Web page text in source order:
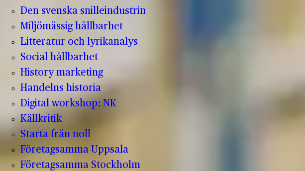
Den svenska snilleindustrin
Miljömässig hållbarhet
Litteratur och lyrikanalys
Social hållbarhet
History marketing
Handelns historia
Digital workshop: NK
Källkritik
Starta från noll
Företagsamma Uppsala
Företagsamma Stockholm